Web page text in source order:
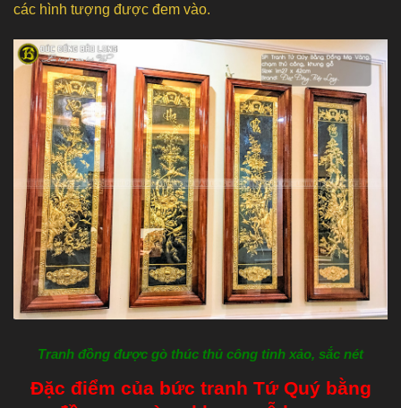
các hình tượng được đem vào.
Tranh đồng được gò thúc thủ công tinh xảo, sắc nét
Đặc điểm của bức tranh Tứ Quý bằng